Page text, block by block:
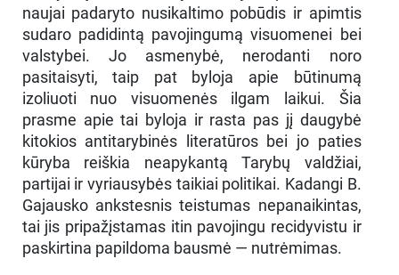
naujai padaryto nusikaltimo pobūdis ir apimtis
sudaro padidintą pavojingumą visuomenei bei
valstybei. Jo asmenybė, nerodanti noro
pasitaisyti, taip pat byloja apie būtinumą
izoliuoti nuo visuomenės ilgam laikui. Šia
prasme apie tai byloja ir rasta pas jį daugybė
kitokios antitarybinės literatūros bei jo paties
kūryba reiškia neapykantą Tarybų valdžiai,
partijai ir vyriausybės taikiai politikai. Kadangi B.
Gajausko ankstesnis teistumas nepanaikintas,
tai jis pripažįstamas itin pavojingu recidyvistu ir
paskirtina papildoma bausmė — nutrėmimas.